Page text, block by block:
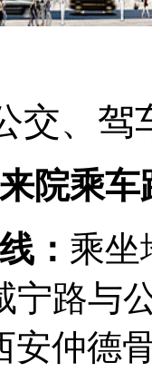
交、驾
院乘车
： 乘
宁路与
安仲德